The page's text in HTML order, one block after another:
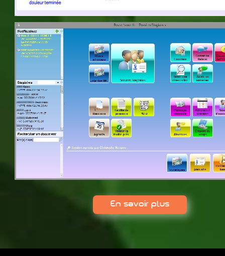
En savoir plus